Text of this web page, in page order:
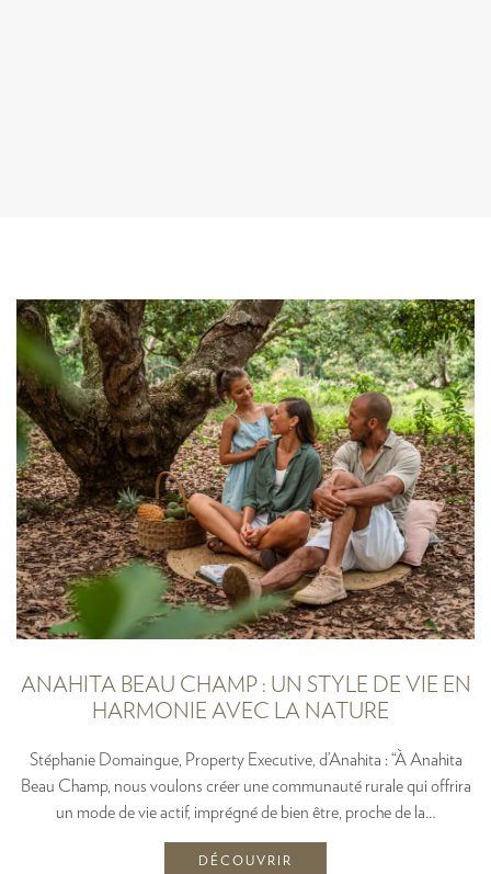
ANAHITA BEAU CHAMP : UN STYLE DE VIE EN
HARMONIE AVEC LA NATURE
Stéphanie Domaingue, Property Executive, d’Anahita : “À Anahita
Beau Champ, nous voulons créer une communauté rurale qui offrira
un mode de vie actif, imprégné de bien être, proche de la…
DÉCOUVRIR